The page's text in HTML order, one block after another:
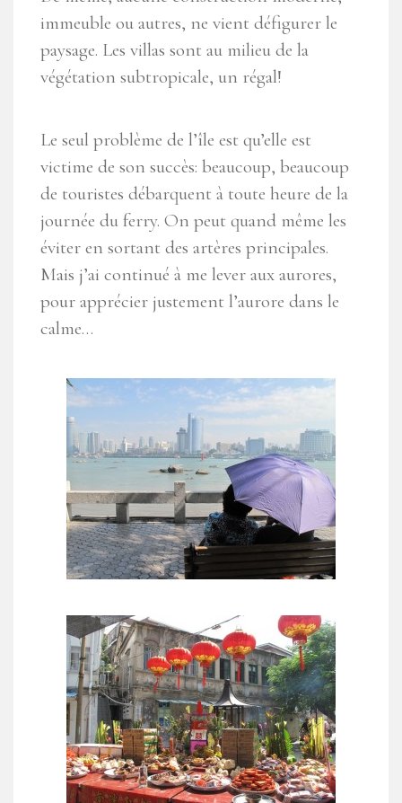
immeuble ou autres, ne vient défigurer le
paysage. Les villas sont au milieu de la
végétation subtropicale, un régal!
Le seul problème de l’île est qu’elle est
victime de son succès: beaucoup, beaucoup
de touristes débarquent à toute heure de la
journée du ferry. On peut quand même les
éviter en sortant des artères principales.
Mais j’ai continué à me lever aux aurores,
pour apprécier justement l’aurore dans le
calme…